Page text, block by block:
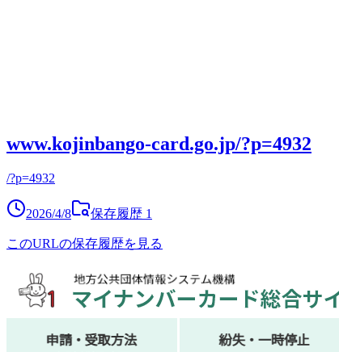
www.kojinbango-card.go.jp/?p=4932
/?p=4932
2026/4/8 保存履歴 1
このURLの保存履歴を見る